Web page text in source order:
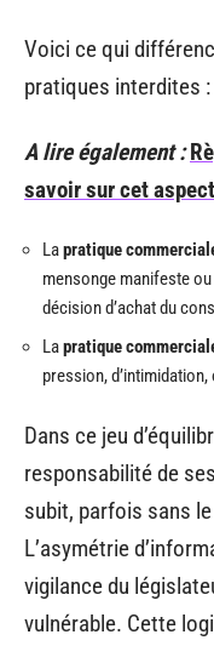
Voici ce qui
pratiques interdites :
A lire également :
savoir sur cet
Lapratique
mensonge manifeste
décision d’achat du
Lapratique
pression,
Dans ce jeu
responsabilité de
subit, parfois sans
L’asymétrie
vigilance du
vulnérable. Cette